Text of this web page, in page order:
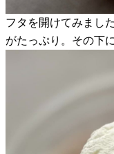
フタを開けてみまし
がたっぷり。その下